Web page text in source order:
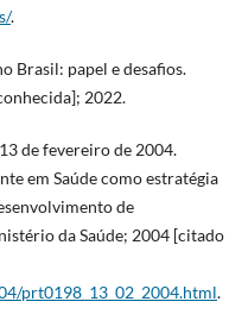
.
Brasil: papel e desafios.
2022.
de fevereiro de 2004.
em Saúde como estratégia
de
da Saúde; 2004 [citado
prt0198_13_02_2004.html.